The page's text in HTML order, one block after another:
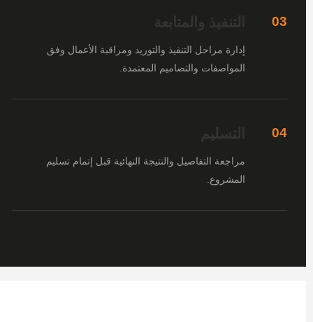
03 التنفيذ والمتابعة
إدارة مراحل التنفيذ والتوريد ومراقبة الأعمال وفق
المواصفات والتصاميم المعتمدة.
04 التسليم
مراجعة التفاصيل والنتيجة النهائية قبل إتمام تسليم
المشروع.